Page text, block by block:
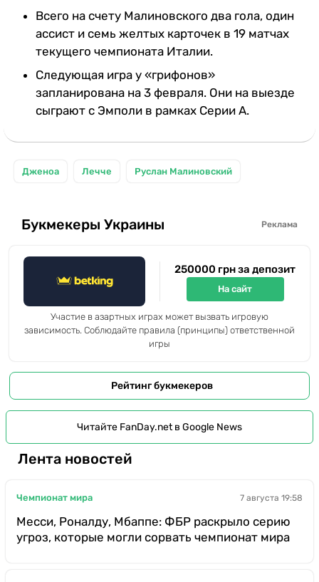
Всего на счету Малиновского два гола, один
ассист и семь желтых карточек в 19 матчах
текущего чемпионата Италии.
Следующая игра у «грифонов»
запланирована на 3 февраля. Они на выезде
сыграют с Эмполи в рамках Серии А.
Дженоа Лечче Руслан Малиновский
Букмекеры Украины Реклама
250000 грн за депозит
На сайт
Участие в азартных играх может вызвать игровую
зависимость. Соблюдайте правила (принципы) ответственной
игры
Рейтинг букмекеров
Читайте FanDay.net в Google News
Лента новостей
Чемпионат мира 7 августа 19:58
Месси, Роналду, Мбаппе: ФБР раскрыло серию
угроз, которые могли сорвать чемпионат мира